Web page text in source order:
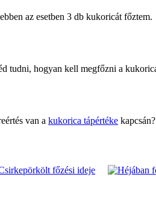
az esetben 3 db kukoricát főztem.
tudni, hogyan kell megfőzni a
van a kukorica tápértéke kapcsán?
főzési ideje